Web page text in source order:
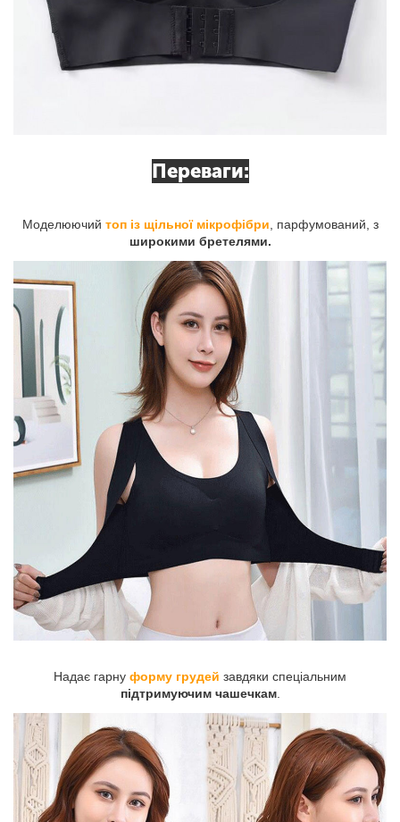
Переваги:
Моделюючий топ із щільної мікрофібри , парфумований, з
широкими бретелями.
Надає гарну форму грудей завдяки спеціальним
підтримуючим чашечкам.